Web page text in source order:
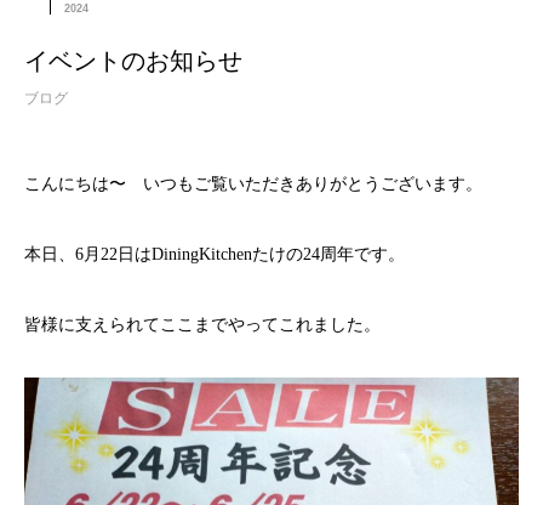
2024
イベントのお知らせ
ブログ
こんにちは〜 いつもご覧いただきありがとうございます。
本日、6月22日はDiningKitchenたけの24周年です。
皆様に支えられてここまでやってこれました。